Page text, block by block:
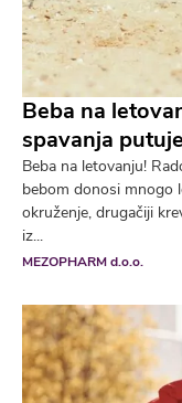
Beba na
spavanja
Beba na letovanju!
bebom donosi mnogo
okruženje, drugačiji
iz...
MEZOPHARM d.o.o.